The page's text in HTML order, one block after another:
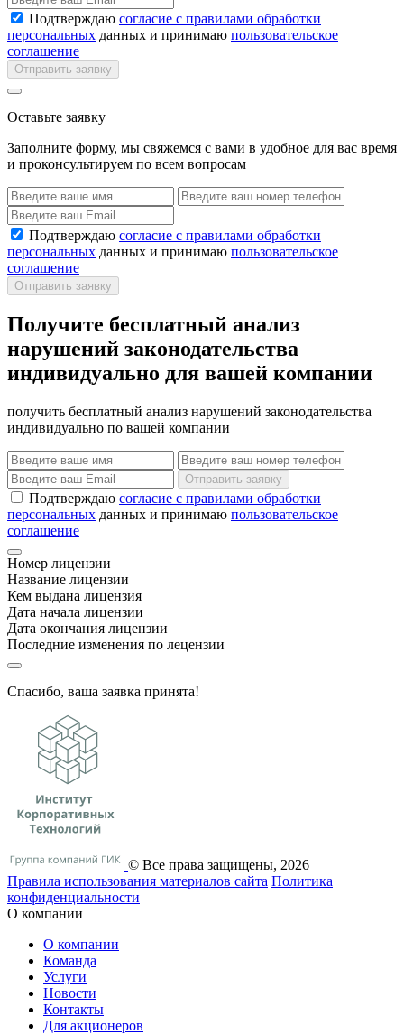
Подтверждаю согласие с правилами обработки
персональных данных и принимаю пользовательское
соглашение
Отправить заявку
Оставьте заявку
Заполните форму, мы свяжемся с вами в удобное для вас время
и проконсультируем по всем вопросам
Подтверждаю согласие с правилами обработки
персональных данных и принимаю пользовательское
соглашение
Отправить заявку
Получите бесплатный анализ
нарушений законодательства
индивидуально для вашей компании
получить бесплатный анализ нарушений законодательства
индивидуально по вашей компании
Отправить заявку
Подтверждаю согласие с правилами обработки
персональных данных и принимаю пользовательское
соглашение
Номер лицензии
Название лицензии
Кем выдана лицензия
Дата начала лицензии
Дата окончания лицензии
Последние изменения по лецензии
Спасибо, ваша заявка принята!
© Все права защищены, 2026
Правила использования материалов сайта Политика
конфиденциальности
О компании
О компании
Команда
Услуги
Новости
Контакты
Для акционеров